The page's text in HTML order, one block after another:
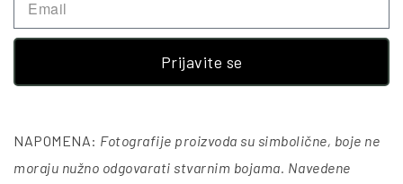
Prijavite se
NAPOMENA: Fotografije proizvoda su simbolične, boje ne
moraju nužno odgovarati stvarnim bojama. Navedene